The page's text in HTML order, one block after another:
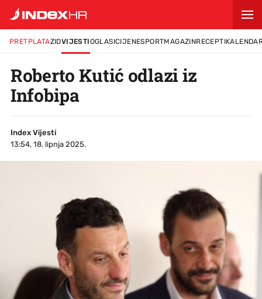
PRETPLATAZIDVIJESTIOGLASICIJENESPORTMAGAZINRECEPTI
Roberto Kutić odlazi iz
Infobipa
Index Vijesti
13:54, 18. lipnja 2025.